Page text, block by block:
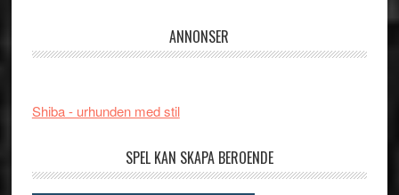
ANNONSER
Shiba - urhunden med stil
SPEL KAN SKAPA BEROENDE